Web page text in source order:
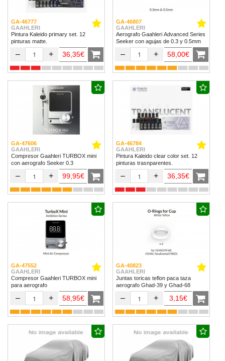
GA-46777
GAAHLERI
Pintura Kaleido primary set. 12
pinturas matte.
– + 36,35€
GA-46807
GAAHLERI
Aerografo Gaahleri Advanced Series
Seeker con agujas de 0.3 y 0.5mm
– + 58,00€
GA-47606
GAAHLERI
Compresor Gaahleri TURBOX mini
con aerografo Seeker 0.3
– + 99,95€
GA-46784
GAAHLERI
Pintura Kaleido clear color set. 12
pinturas trasnparentes.
– + 36,35€
GA-47552
GAAHLERI
Compresor Gaahleri TURBOX mini
para aerografo
– + 58,95€
GA-40823
GAAHLERI
Juntas toricas teflon paca taza
aerografo Ghad-39 y Ghad-68
– + 3,15€